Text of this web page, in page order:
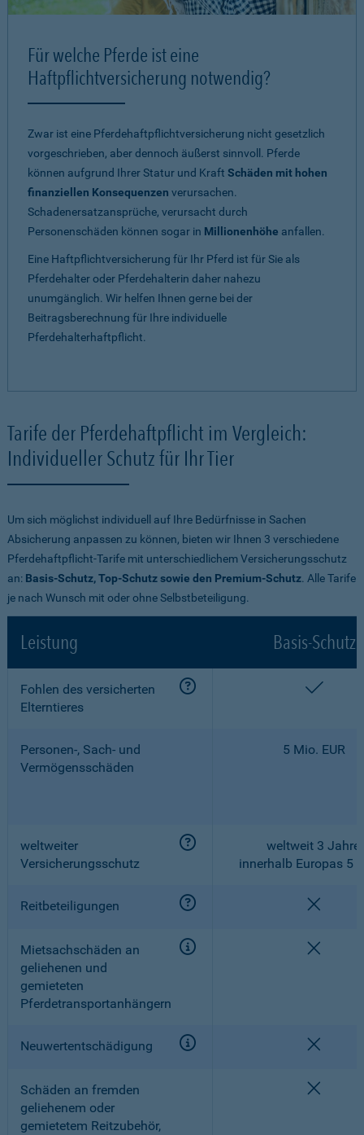
Für welche Pferde ist eine
Haftpflichtversicherung notwendig?
Zwar ist eine Pferdehaftpflichtversicherung nicht gesetzlich
vorgeschrieben, aber dennoch äußerst sinnvoll. Pferde
können aufgrund Ihrer Statur und Kraft Schäden mit hohen
finanziellen Konsequenzen verursachen.
Schadenersatzansprüche, verursacht durch
Personenschäden können sogar in Millionenhöhe anfallen.
Eine Haftpflichtversicherung für Ihr Pferd ist für Sie als
Pferdehalter oder Pferdehalterin daher nahezu
unumgänglich. Wir helfen Ihnen gerne bei der
Beitragsberechnung für Ihre individuelle
Pferdehalterhaftpflicht.
Tarife der Pferdehaftpflicht im Vergleich:
Individueller Schutz für Ihr Tier
Um sich möglichst individuell auf Ihre Bedürfnisse in Sachen
Absicherung anpassen zu können, bieten wir Ihnen 3 verschiedene
Pferdehaftpflicht-Tarife mit unterschiedlichem Versicherungsschutz
an: Basis-Schutz, Top-Schutz sowie den Premium-Schutz. Alle Tarife
je nach Wunsch mit oder ohne Selbstbeteiligung.
Leistung Basis-Schutz
Fohlen des versicherten
Elterntieres
Personen-, Sach- und
Vermögensschäden
5 Mio. EUR
weltweiter
Versicherungsschutz
weltweit 3 Jahre,
innerhalb Europas 5
Reitbeteiligungen
Mietsachschäden an
geliehenen und
gemieteten
Pferdetransportanhängern
Neuwertentschädigung
Schäden an fremden
geliehenem oder
gemietetem Reitzubehör,